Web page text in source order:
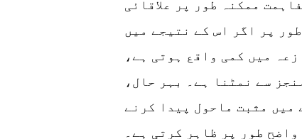
ممکنہ طور پر علاقائی
پر اگر اس کے نتیجے میں
میں کمی واقع ہوتی ہے،
سے نمٹنا ہے۔ بہر حال،
میں مثبت ماحول پیدا کرنے
طور پر ظاہر کرتی ہے۔